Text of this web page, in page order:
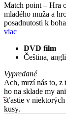
Match point – Hra
mladého muža a
posadnutosti k
viac
DVD film
Čeština,
Vypredané
Ach, mrzí nás to, z
ho na sklade my
šťastie v
kusy.